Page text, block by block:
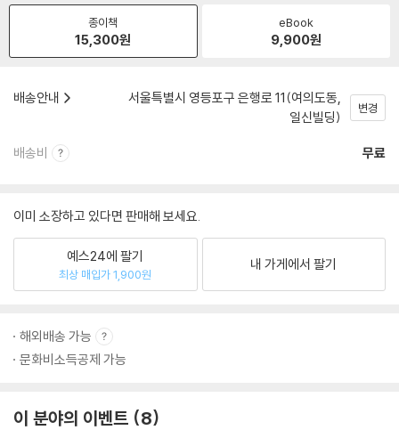
종이책
15,300원
eBook
9,900원
배송안내
서울특별시 영등포구 은행로 11(여의도동,
일신빌딩)
변경
배송비 무료
이미 소장하고 있다면 판매해 보세요.
예스24에 팔기
최상 매입가 1,900원
내 가게에서 팔기
해외배송 가능
문화비소득공제 가능
이 분야의 이벤트 8